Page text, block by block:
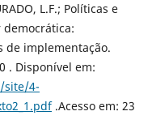
L.F.; Políticas e
democrática:
de implementação.
. Disponível em:
site/4-
.Acesso em: 23